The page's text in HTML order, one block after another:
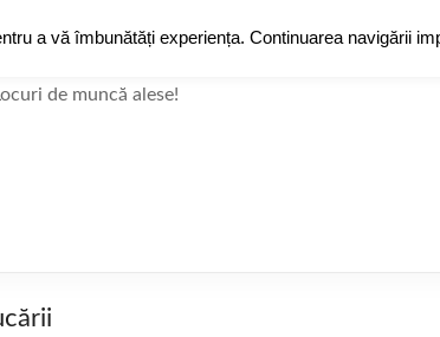
JobZ
de muncă alese!
a vă îmbunătăți experiența. Continuarea navigării